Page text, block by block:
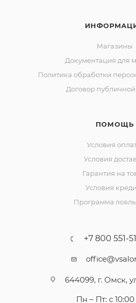
Магазины
Документация для
Политика обработки
Договор
ПОМОЩЬ
Условия
Условия
Гарантия на
Условия
Программа
+7 800 551-
644099, г. Омск,
Пн – Пт: с